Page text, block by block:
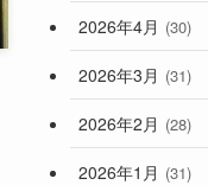
2026年4月 (30)
2026年3月 (31)
2026年2月 (28)
2026年1月 (31)